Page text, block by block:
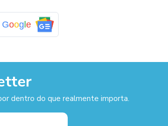
Goog le
dentro do que realmente importa.